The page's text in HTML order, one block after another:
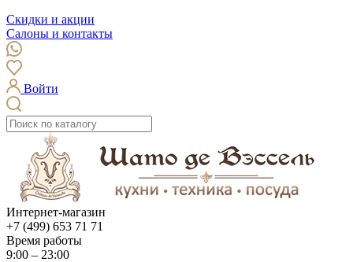
Скидки и акции
Салоны и контакты
Войти
Интернет-магазин
+7 (499) 653 71 71
Время работы
9:00 – 23:00